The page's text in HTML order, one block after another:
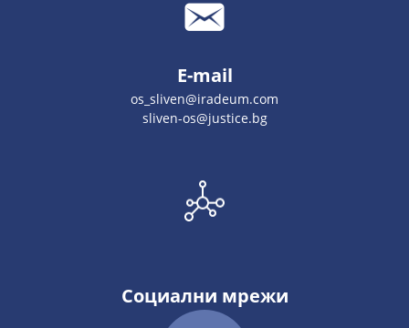
E-mail
os_sliven@iradeum.com
sliven-os@justice.bg
Социални мрежи